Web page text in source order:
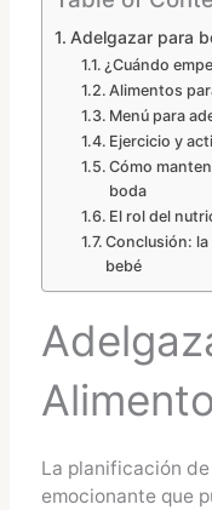
Adelgazar para
¿Cuándo
Alimentos
Menú para
Ejercicio y
Cómo
boda
El rol del
Conclusión:
bebé
La planificación
emocionante que